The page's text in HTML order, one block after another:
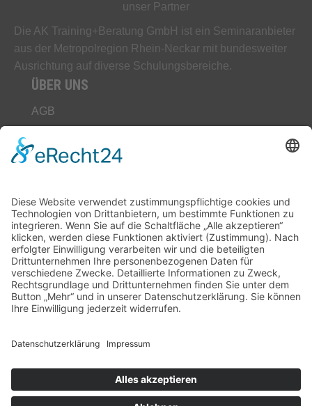
unser Partner
Die AK Training+Beratung GmbH ist ein Seminaranbieter
aus der Metropolregion Rhein-Neckar mit bundesweiter
Ausrichtung auf diverse Schulungsbereiche.
ÜBER UNS
AGB
Datenschutz
Unser Leitbild
Downloads
Kontakt
Hilfe
Seminarbuchung
Buchungen sind für dieses Seminar nicht mehr möglich.